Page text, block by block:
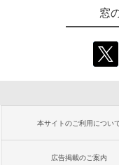
窓
本サイトのご利用につい
広告掲載のご案内